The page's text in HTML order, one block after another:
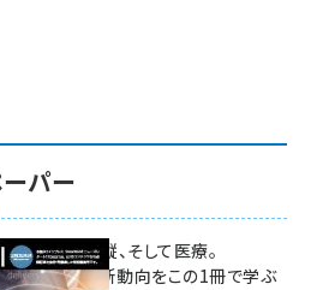
パー
機の遠隔操縦、そして医療。
格「5G」最新動向をこの1冊で学ぶ